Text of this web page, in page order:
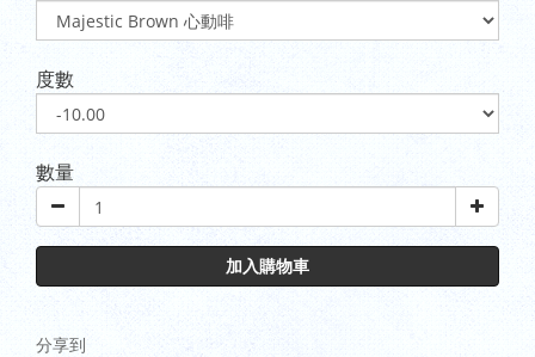
度數
數量
加入購物車
分享到